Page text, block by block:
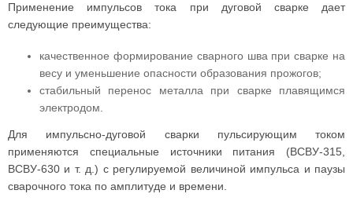
Применение импульсов тока при дуговой сварке дает
следующие преимущества:
качественное формирование сварного шва при сварке на
весу и уменьшение опасности образования прожогов;
стабильный перенос металла при сварке плавящимся
электродом.
Для импульсно-дуговой сварки пульсирующим током
применяются специальные источники питания (BCBУ-315,
ВСВУ-630 и т. д.) с регулируемой величиной импульса и паузы
сварочного тока по амплитуде и времени.